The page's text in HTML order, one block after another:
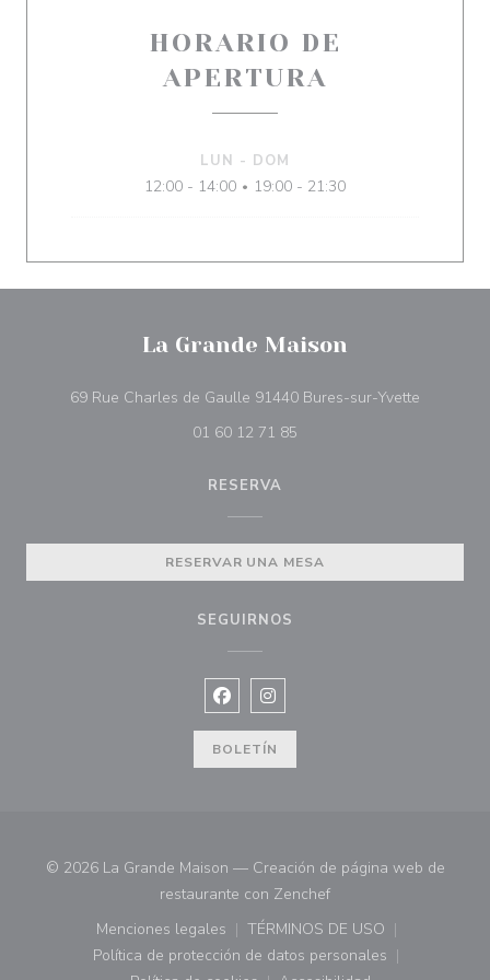
HORARIO DE
APERTURA
LUN - DOM
12:00 - 14:00 • 19:00 - 21:30
La Grande Maison
69 Rue Charles de Gaulle 91440 Bures-sur-Yvette
01 60 12 71 85
RESERVA
RESERVAR UNA MESA
SEGUIRNOS
Facebook ((abre en una nueva
Instagram ((abre en una
BOLETÍN
© 2026 La Grande Maison — Creación de página web de
restaurante con Zenchef((abre en una nueva
Menciones legales
((abre en una nueva ventana))
TÉRMINOS DE USO
((abre en una nueva
Política de protección de datos personales
((abre en una nueva ventana))